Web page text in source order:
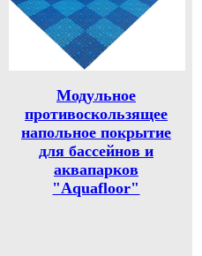
Модульное
противоскользящее
напольное покрытие
для бассейнов и
аквапарков
"Aquafloor"